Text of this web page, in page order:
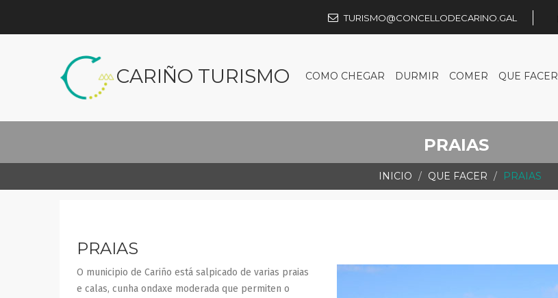
TURISMO@CONCELLODECARINO.GAL
CARIÑO TURISMO COMO CHEGAR DURMIR COMER QUE FACER
PRAIAS
INICIO QUE FACER PRAIAS
PRAIAS
O municipio de Cariño está salpicado de varias praias
e calas, cunha ondaxe moderada que permiten o